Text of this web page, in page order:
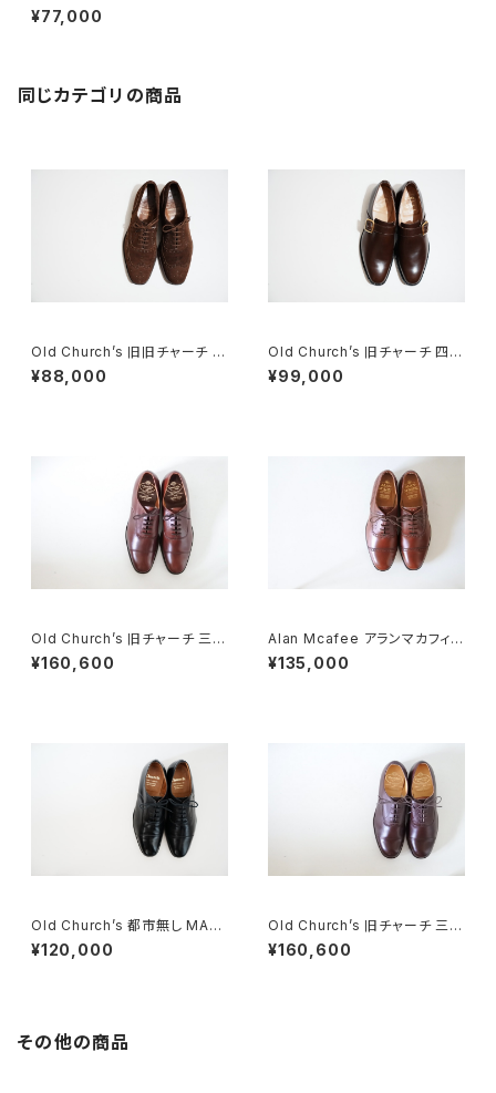
市 85F スエード DEADSTOC
K
¥77,000
同じカテゴリの商品
Old Church’s 旧旧チャーチ 二
都市 Buck 85D
¥88,000
Old Church’s 旧チャーチ 四都
市 ASTON シングルモンク 85
F
¥99,000
Old Church’s 旧チャーチ 三都
市 CONSUL 85D DEADSTO
CK
¥160,600
Alan Mcafee アランマカフィ
ー オールドチャーチ 二都市 旧
旧チャーチ UK8.5 DEADSTO
¥135,000
Old Church’s 都市無し MALA
GA パンチドキャップトウ 85F
¥120,000
Old Church’s 旧チャーチ 三都
市 MESSENGER メッセンジャ
ー 85F DEADSTOCK
¥160,600
その他の商品